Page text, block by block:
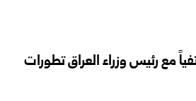
مع رئيس وزراء العراق تطورات